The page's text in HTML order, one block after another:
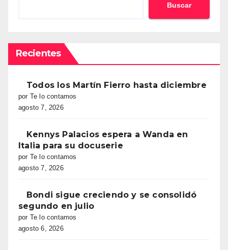
Buscar
Recientes
Todos los Martín Fierro hasta diciembre
por Te lo contamos
agosto 7, 2026
Kennys Palacios espera a Wanda en
Italia para su docuserie
por Te lo contamos
agosto 7, 2026
Bondi sigue creciendo y se consolidó
segundo en julio
por Te lo contamos
agosto 6, 2026